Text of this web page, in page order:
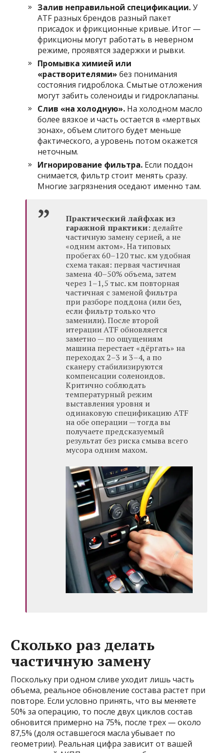
Залив неправильной спецификации.У
ATF разных брендов разный пакет
присадок и фрикционные кривые. Итог —
фрикционы могут работать в неверном
режиме, проявятся задержки и рывки.
Промывка химией или
«растворителями» без понимания
состояния гидроблока. Смытые отложения
могут забить соленоиды и гидроклапаны.
Слив «на холодную». На холодном масло
более вязкое и часть остается в «мертвых
зонах», объем слитого будет меньше
фактического, а уровень потом окажется
неточным.
Игнорирование фильтра. Если поддон
снимается, фильтр стоит менять сразу.
Многие загрязнения оседают именно там.
Практический лайфхак из
гаражной практики: делайте
частичную замену серией, а не
«одним актом». На типовых
пробегах 60–120 тыс. км удобная
схема такая: первая частичная
замена 40–50% объема, затем
через 1–1,5 тыс. км повторная
частичная с заменой фильтра
при разборе поддона (или без,
если фильтр только что
заменили). После второй
итерации ATF обновляется
заметно — по ощущениям
машина перестает «дёргать» на
переходах 2–3 и 3–4, а по
сканеру стабилизируются
компенсации соленоидов.
Критично соблюдать
температурный режим
выставления уровня и
одинаковую спецификацию ATF
на обе операции — тогда вы
получаете предсказуемый
результат без риска смыва всего
мусора одним махом.
Сколько раз делать
частичную замену
Поскольку при одном сливе уходит лишь часть
объема, реальное обновление состава растет при
повторе. Если условно принять, что вы меняете
50% за операцию, то после двух циклов состав
обновится примерно на 75%, после трех — около
87,5% (доля оставшегося масла убывает по
геометрии). Реальная цифра зависит от вашей